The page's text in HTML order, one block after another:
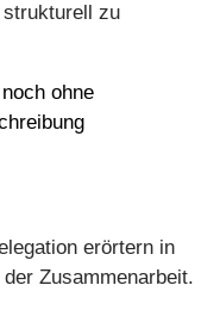
zu
erörtern in
Zusammenarbeit.